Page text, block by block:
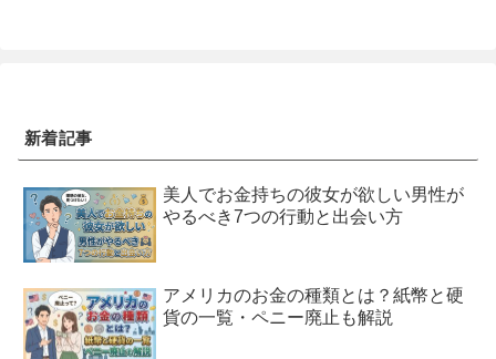
新着記事
美人でお金持ちの彼女が欲しい男性が
やるべき7つの行動と出会い方
アメリカのお金の種類とは？紙幣と硬
貨の一覧・ペニー廃止も解説